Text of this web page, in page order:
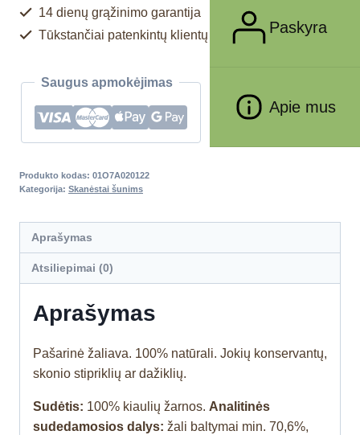
Paskyra
Apie mus
14 dienų grąžinimo garantija
Tūkstančiai patenkintų klientų
Saugus apmokėjimas
Produkto kodas: 01O7A020122
Kategorija: Skanėstai šunims
Aprašymas
Atsiliepimai (0)
Aprašymas
Pašarinė žaliava. 100% natūrali. Jokių konservantų,
skonio stipriklių ar dažiklių.
Sudėtis: 100% kiaulių žarnos. Analitinės
sudedamosios dalys: žali baltymai min. 70,6%,